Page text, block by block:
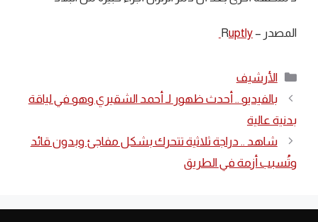
المصدر – R uptly
التصنيفات
الأرشيف
بالفيديو .. أحدث ظهور لـ أحمد الشقيري وهو في لياقة
بدنية عالية
شاهد .. دراجة ثلاثية تتحرك بشكل مفاجئ وبدون قائد
وتُسبب أزمة في الطريق